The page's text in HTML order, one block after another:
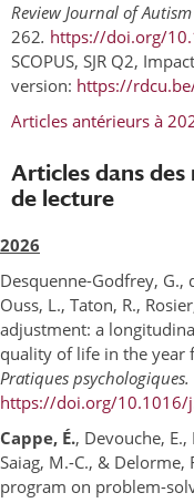
Review Journal of
262. https://doi.org/
SCOPUS, SJR Q2,
version: https://
Articles antérieurs à
Articles dans
de lecture
2026
Desquenne-Godfrey, G.,
Ouss, L., Taton, R.,
adjustment: a
quality of life in the year
Pratiques psychologiques.
https://doi.org/10.1016/
Cappe, É., Devouche,
Saiag, M.-C., & Delorme,
program on problem-